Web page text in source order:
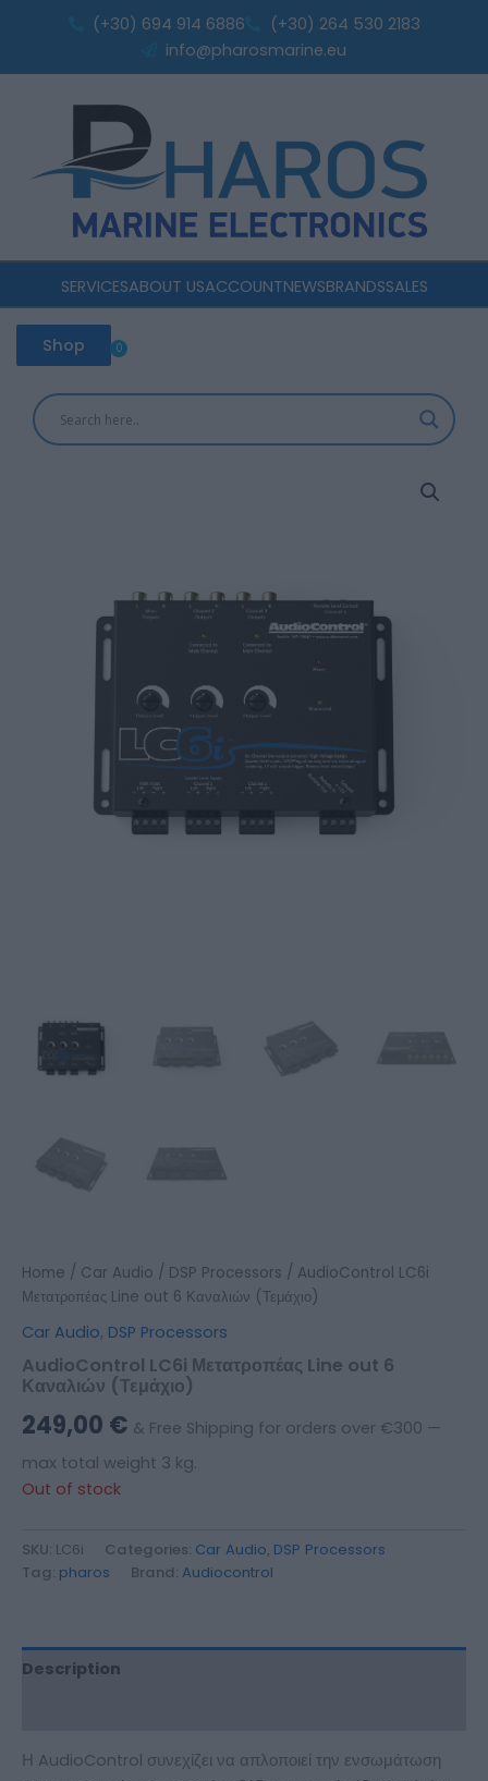
(+30) 694 914 6886
(+30) 264 530 2183
info@pharosmarine.eu
SERVICESABOUT USACCOUNTNEWSBRANDSSALES
Shop 0
Cart
Home / Car Audio / DSP Processors / AudioControl LC6i
Μετατροπέας Line out 6 Καναλιών (Τεμάχιο)
Car Audio, DSP Processors
AudioControl LC6i Μετατροπέας Line out 6
Καναλιών (Τεμάχιο)
249,00 € & Free Shipping for orders over €300 —
max total weight 3 kg.
Out of stock
SKU: LC6i Categories: Car Audio, DSP Processors
Tag: pharos Brand: Audiocontrol
Description
Η AudioControl συνεχίζει να απλοποιεί την ενσωμάτωση